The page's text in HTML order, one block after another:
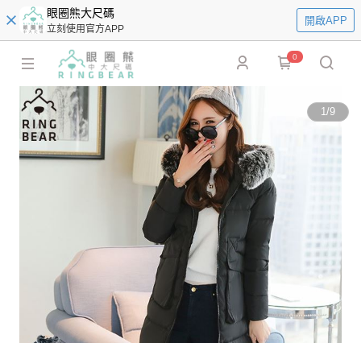
眼圈熊大尺碼
立刻使用官方APP
開啟APP
0
1/9